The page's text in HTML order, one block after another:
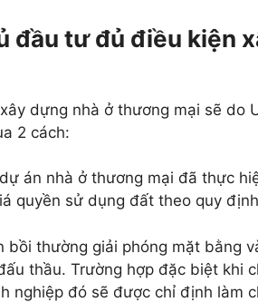
đầu tư đủ điều kiện
dựng nhà ở thương mại sẽ do
2 cách:
án nhà ở thương mại đã thực
quyền sử dụng đất theo quy
bồi thường giải phóng mặt bằng
thầu. Trường hợp đặc biệt khi
nghiệp đó sẽ được chỉ định làm